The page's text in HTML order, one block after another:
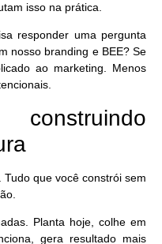
isso na prática.
responder uma pergunta
nosso branding e BEE? Se
ao marketing. Menos
que você constrói sem
Planta hoje, colhe em
gera resultado mais